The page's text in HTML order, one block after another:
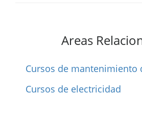
Areas
Cursos de mantenimiento
Cursos de electricidad